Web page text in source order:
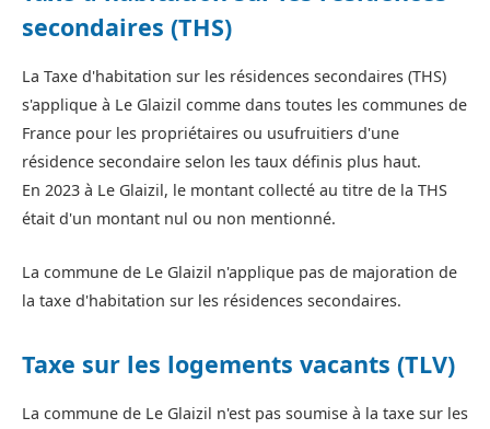
secondaires (THS)
La Taxe d'habitation sur les résidences secondaires (THS)
s'applique à Le Glaizil comme dans toutes les communes de
France pour les propriétaires ou usufruitiers d'une
résidence secondaire selon les taux définis plus haut.
En 2023 à Le Glaizil, le montant collecté au titre de la THS
était d'un montant nul ou non mentionné.
La commune de Le Glaizil n'applique pas de majoration de
la taxe d'habitation sur les résidences secondaires.
Taxe sur les logements vacants (TLV)
La commune de Le Glaizil n'est pas soumise à la taxe sur les